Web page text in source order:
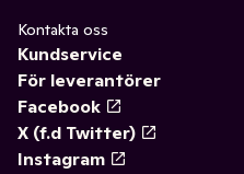
Kontakta oss
Kundservice
För leverantörer
Facebook
X (f.d Twitter)
Instagram